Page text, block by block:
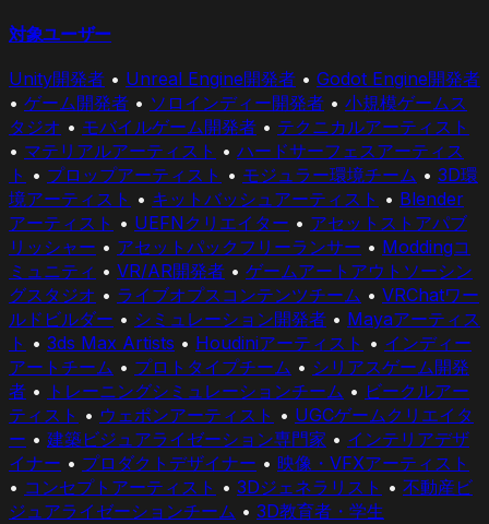
対象ユーザー
Unity開発者 • Unreal Engine開発者 • Godot Engine開発者
• ゲーム開発者 • ソロインディー開発者 • 小規模ゲームス
タジオ • モバイルゲーム開発者 • テクニカルアーティスト
• マテリアルアーティスト • ハードサーフェスアーティス
ト • プロップアーティスト • モジュラー環境チーム • 3D環
境アーティスト • キットバッシュアーティスト • Blender
アーティスト • UEFNクリエイター • アセットストアパブ
リッシャー • アセットパックフリーランサー • Moddingコ
ミュニティ • VR/AR開発者 • ゲームアートアウトソーシン
グスタジオ • ライブオプスコンテンツチーム • VRChatワー
ルドビルダー • シミュレーション開発者 • Mayaアーティス
ト • 3ds Max Artists • Houdiniアーティスト • インディー
アートチーム • プロトタイプチーム • シリアスゲーム開発
者 • トレーニングシミュレーションチーム • ビークルアー
ティスト • ウェポンアーティスト • UGCゲームクリエイタ
ー • 建築ビジュアライゼーション専門家 • インテリアデザ
イナー • プロダクトデザイナー • 映像・VFXアーティスト
• コンセプトアーティスト • 3Dジェネラリスト • 不動産ビ
ジュアライゼーションチーム • 3D教育者・学生